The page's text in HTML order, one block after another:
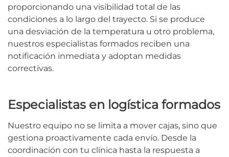
proporcionando una visibilidad total de las
condiciones a lo largo del trayecto. Si se produce
una desviación de la temperatura u otro problema,
nuestros especialistas formados reciben una
notificación inmediata y adoptan medidas
correctivas.
Especialistas en logística formados
Nuestro equipo no se limita a mover cajas, sino que
gestiona proactivamente cada envío. Desde la
coordinación con tu clínica hasta la respuesta a